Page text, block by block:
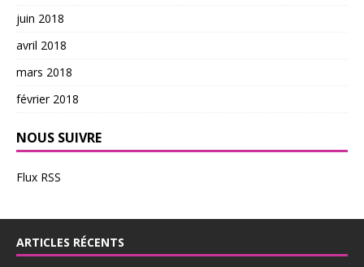
juin 2018
avril 2018
mars 2018
février 2018
NOUS SUIVRE
Flux RSS
ARTICLES RÉCENTS